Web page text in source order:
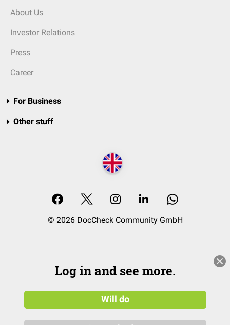
About Us
Investor Relations
Press
Career
For Business
Other stuff
© 2026 DocCheck Community GmbH
Log in and see more.
Will do